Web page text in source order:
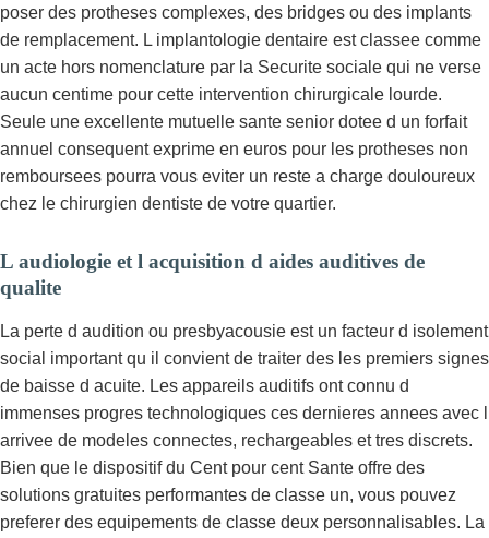
poser des protheses complexes, des bridges ou des implants
de remplacement. L implantologie dentaire est classee comme
un acte hors nomenclature par la Securite sociale qui ne verse
aucun centime pour cette intervention chirurgicale lourde.
Seule une excellente mutuelle sante senior dotee d un forfait
annuel consequent exprime en euros pour les protheses non
remboursees pourra vous eviter un reste a charge douloureux
chez le chirurgien dentiste de votre quartier.
L audiologie et l acquisition d aides auditives de
qualite
La perte d audition ou presbyacousie est un facteur d isolement
social important qu il convient de traiter des les premiers signes
de baisse d acuite. Les appareils auditifs ont connu d
immenses progres technologiques ces dernieres annees avec l
arrivee de modeles connectes, rechargeables et tres discrets.
Bien que le dispositif du Cent pour cent Sante offre des
solutions gratuites performantes de classe un, vous pouvez
preferer des equipements de classe deux personnalisables. La